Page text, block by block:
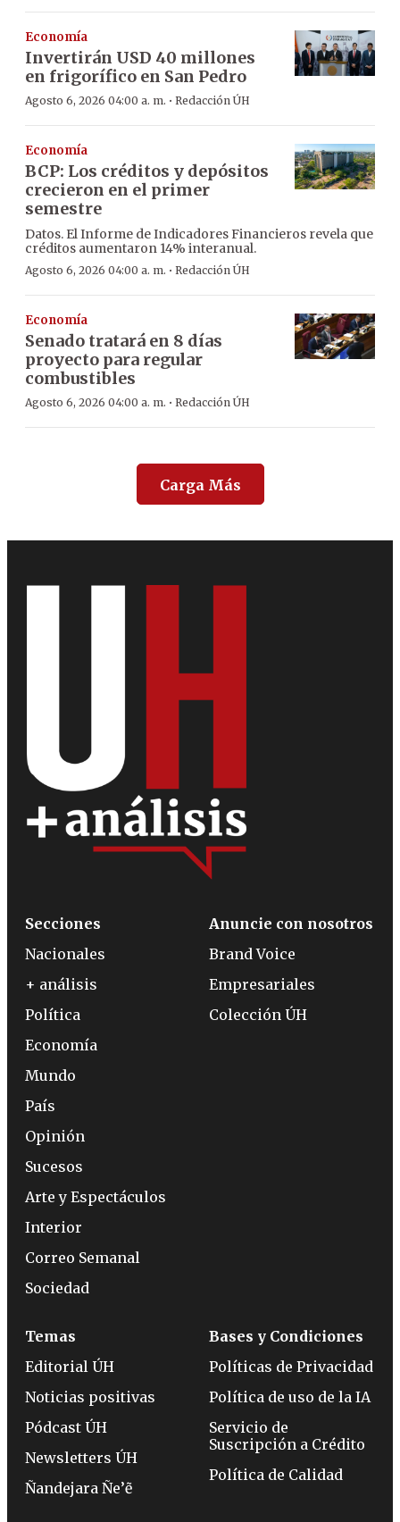
Economía
Invertirán USD 40 millones
en frigorífico en San Pedro
Agosto 6, 2026 04:00 a. m. · Redacción ÚH
Economía
BCP: Los créditos y depósitos
crecieron en el primer
semestre
Datos. El Informe de Indicadores Financieros revela que
créditos aumentaron 14% interanual.
Agosto 6, 2026 04:00 a. m. · Redacción ÚH
Economía
Senado tratará en 8 días
proyecto para regular
combustibles
Agosto 6, 2026 04:00 a. m. · Redacción ÚH
Carga Más
Secciones
Nacionales
+ análisis
Política
Economía
Mundo
País
Opinión
Sucesos
Arte y Espectáculos
Interior
Correo Semanal
Sociedad
Anuncie con nosotros
Brand Voice
Empresariales
Colección ÚH
Temas
Editorial ÚH
Noticias positivas
Pódcast ÚH
Newsletters ÚH
Ñandejara Ñe’ẽ
Bases y Condiciones
Políticas de Privacidad
Política de uso de la IA
Servicio de
Suscripción a Crédito
Política de Calidad